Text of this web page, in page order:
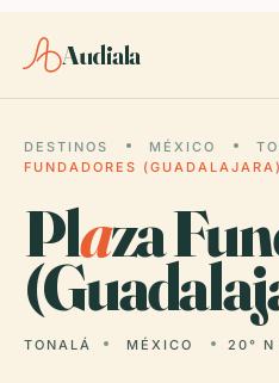
Audiala
DESTINOS MÉXICO
FUNDADORES (GUADALAJARA)
Plaza
TONALÁ MÉXICO 20° N